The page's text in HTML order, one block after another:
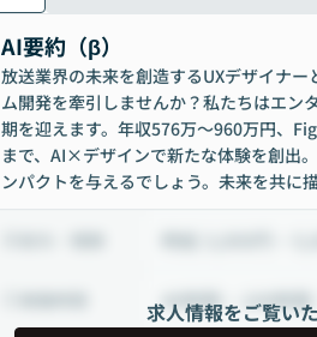
AI要約（β）
放送業界の未来を創造するUXデザイナ
ム開発を牽引しませんか？私たちはエ
期を迎えます。年収576万〜960万円、
まで、AI×デザインで新たな体験を創出
ンパクトを与えるでしょう。未来を共に
求人情報をご覧い
40時間 ~ 100時